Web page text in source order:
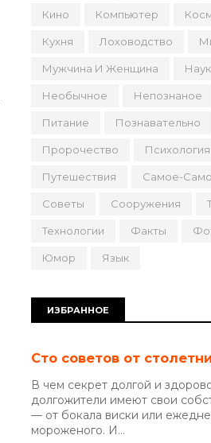
Кино Компьютер
Кухня Лоховодство
Мужчина И Женщина
Необычное Непознаное
Питание Познавательно
Пророчество Психология
Путешествия Самое-
Советы Сооружения
Технологии Факты
Юмор Язык
ИЗБРАННОЕ
Сто советов от
В чем секрет долгой и
долгожители имеют свои
— от бокала виски или
мороженого. И...